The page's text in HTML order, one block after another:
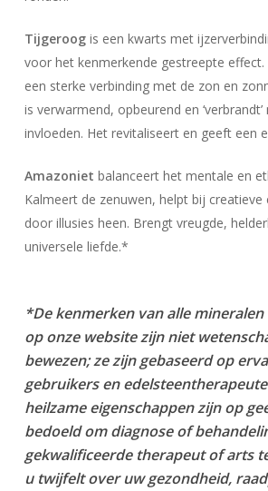
Geen producten in uw
Go To Shop
Tijgeroog is een kwarts met
voor het kenmerkende gestreepte
een sterke verbinding met de zon en
is verwarmend, opbeurend en ‘verbrandt’
invloeden. Het revitaliseert en geeft een
Amazoniet balanceert het mentale en
Kalmeert de zenuwen, helpt bij creatieve
door illusies heen. Brengt vreugde,
universele liefde.*
*De kenmerken van alle
op onze website zijn niet
bewezen; ze zijn gebaseerd op
gebruikers en
heilzame eigenschappen zijn op
bedoeld om diagnose of
gekwalificeerde therapeut of arts
u twijfelt over uw gezondheid,